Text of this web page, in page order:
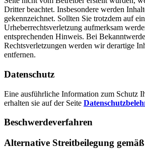
Dritter beachtet. Insbesondere werden
gekennzeichnet. Sollten Sie trotzdem auf
Urheberrechtsverletzung aufmerksam
entsprechenden Hinweis. Bei
Rechtsverletzungen werden wir derartige
entfernen.
Datenschutz
Eine ausführliche Information zum Schutz
erhalten sie auf der Seite
Beschwerdeverfahren
Alternative Streitbeilegung